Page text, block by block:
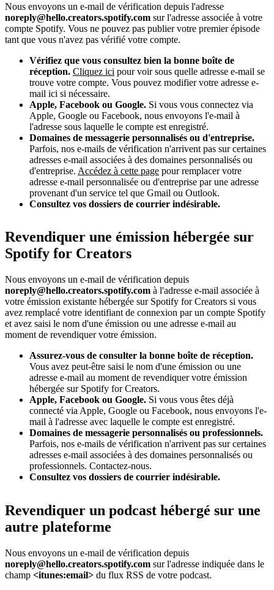
Nous envoyons un e-mail de vérification depuis l'adresse
noreply@hello.creators.spotify.com sur l'adresse associée à votre
compte Spotify. Vous ne pouvez pas publier votre premier épisode
tant que vous n'avez pas vérifié votre compte.
Vérifiez que vous consultez bien la bonne boîte de
réception. Cliquez ici pour voir sous quelle adresse e-mail se
trouve votre compte. Vous pouvez modifier votre adresse e-
mail ici si nécessaire.
Apple, Facebook ou Google. Si vous vous connectez via
Apple, Google ou Facebook, nous envoyons l'e-mail à
l'adresse sous laquelle le compte est enregistré.
Domaines de messagerie personnalisés ou d'entreprise.
Parfois, nos e-mails de vérification n'arrivent pas sur certaines
adresses e-mail associées à des domaines personnalisés ou
d'entreprise. Accédez à cette page pour remplacer votre
adresse e-mail personnalisée ou d'entreprise par une adresse
provenant d'un service tel que Gmail ou Outlook.
Consultez vos dossiers de courrier indésirable.
Revendiquer une émission hébergée sur
Spotify for Creators
Nous envoyons un e-mail de vérification depuis
noreply@hello.creators.spotify.com à l'adresse e-mail associée à
votre émission existante hébergée sur Spotify for Creators si vous
avez remplacé votre identifiant de connexion par un compte Spotify
et avez saisi le nom d'une émission ou une adresse e-mail au
moment de revendiquer votre émission.
Assurez-vous de consulter la bonne boîte de réception.
Vous avez peut-être saisi le nom d'une émission ou une
adresse e-mail au moment de revendiquer votre émission
hébergée sur Spotify for Creators.
Apple, Facebook ou Google. Si vous vous êtes déjà
connecté via Apple, Google ou Facebook, nous envoyons l'e-
mail à l'adresse avec laquelle le compte est enregistré.
Domaines de messagerie personnalisés ou professionnels.
Parfois, nos e-mails de vérification n'arrivent pas sur certaines
adresses e-mail associées à des domaines personnalisés ou
professionnels. Contactez-nous.
Consultez vos dossiers de courrier indésirable.
Revendiquer un podcast hébergé sur une
autre plateforme
Nous envoyons un e-mail de vérification depuis
noreply@hello.creators.spotify.com sur l'adresse indiquée dans le
champ <itunes:email> du flux RSS de votre podcast.